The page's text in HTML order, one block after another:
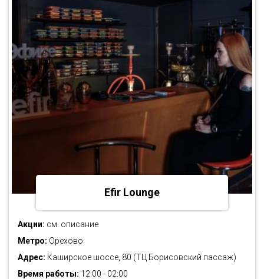
Efir Lounge
Акции: см. описание
Метро: Орехово
Адрес: Каширское шоссе, 80 (ТЦ Борисовский пассаж)
Время работы: 12:00 - 02:00